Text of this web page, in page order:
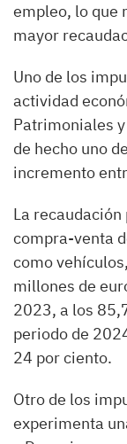
empleo, lo que
mayor
Uno de los
actividad
Patrimoniales
de hecho uno
incremento
La
compra-venta
como
millones de
2023, a los
periodo de
24 por ciento.
Otro de los
experimenta